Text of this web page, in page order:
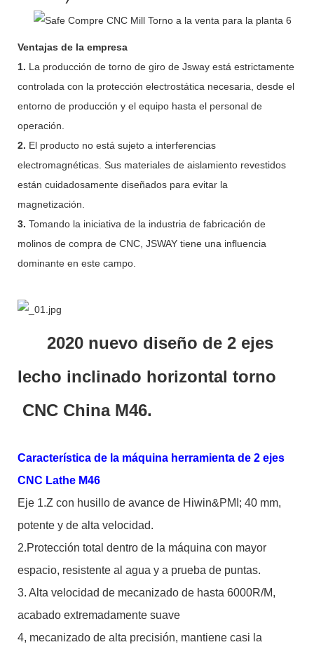
Ventajas de la empresa
1. La producción de torno de giro de Jsway está estrictamente
controlada con la protección electrostática necesaria, desde el
entorno de producción y el equipo hasta el personal de
operación.
2. El producto no está sujeto a interferencias
electromagnéticas. Sus materiales de aislamiento revestidos
están cuidadosamente diseñados para evitar la
magnetización.
3. Tomando la iniciativa de la industria de fabricación de
molinos de compra de CNC, JSWAY tiene una influencia
dominante en este campo.
2020 nuevo diseño de 2 ejes
lecho inclinado horizontal torno
CNC China M46.
Característica de la máquina herramienta de 2 ejes
CNC Lathe M46
Eje 1.Z con husillo de avance de Hiwin&PMI; 40 mm,
potente y de alta velocidad.
2.Protección total dentro de la máquina con mayor
espacio, resistente al agua y a prueba de puntas.
3. Alta velocidad de mecanizado de hasta 6000R/M,
acabado extremadamente suave
4, mecanizado de alta precisión, mantiene casi la